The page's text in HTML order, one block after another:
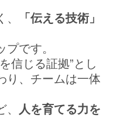
「伝える技術」
です。
信じる証拠”とし
り、チームは一体
人を育てる力を